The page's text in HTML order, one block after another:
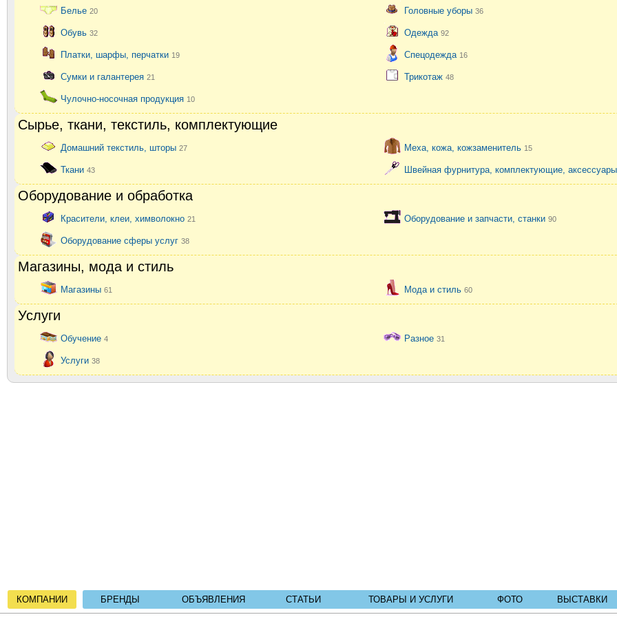
Белье 20 Головные уборы 36
Обувь 32 Одежда 92
Платки, шарфы, перчатки 19 Спецодежда 16
Сумки и галантерея 21 Трикотаж 48
Чулочно-носочная продукция 10
Сырье, ткани, текстиль, комплектующие
Домашний текстиль, шторы 27 Меха, кожа, кожзаменитель 15
Ткани 43 Швейная фурнитура, комплектующие,
Оборудование и обработка
Красители, клеи, химволокно 21 Оборудование и запчасти, станки 90
Оборудование сферы услуг 38
Магазины, мода и стиль
Магазины 61 Мода и стиль 60
Услуги
Обучение 4 Разное 31
Услуги 38
КОМПАНИИ БРЕНДЫ ОБЪЯВЛЕНИЯ СТАТЬИ ТОВАРЫ И УСЛУГИ ФОТО ВЫСТАВКИ